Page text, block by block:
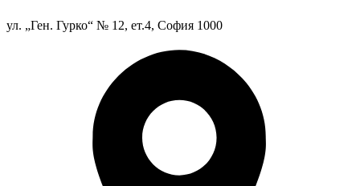
ул. „Ген. Гурко“ № 12, ет.4, София 1000